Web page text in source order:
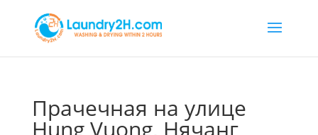
Прачечная на улице
Hung Vuong, Нячанг